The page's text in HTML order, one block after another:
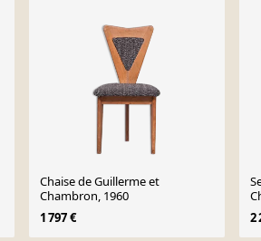
Chaise de Guillerme et
Chambron, 1960
1 797 €
2